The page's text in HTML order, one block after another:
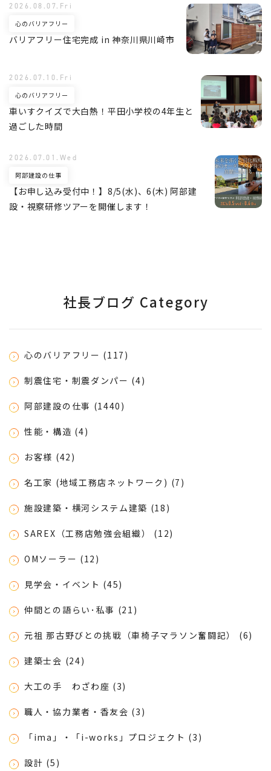
バリアフリー住宅完成 in 神奈川県川崎市
心のバリアフリー
2026.08.07.Fri
車いすクイズで大白熱！平田小学校の4年生と
過ごした時間
心のバリアフリー
2026.07.10.Fri
【お申し込み受付中！】8/5(水)、6(木) 阿部建
設・視察研修ツアーを開催します！
阿部建設の仕事
2026.07.01.Wed
社長ブログ Category
心のバリアフリー (117)
制震住宅・制震ダンパー (4)
阿部建設の仕事 (1440)
性能・構造 (4)
お客様 (42)
名工家 (地域工務店ネットワーク) (7)
施設建築・横河システム建築 (18)
SAREX（工務店勉強会組織） (12)
OMソーラー (12)
見学会・イベント (45)
仲間との語らい･私事 (21)
元祖 那古野びとの挑戦（車椅子マラソン奮闘記） (6)
建築士会 (24)
大工の手 わざわ座 (3)
職人・協力業者・香友会 (3)
「ima」・「i-works」プロジェクト (3)
設計 (5)